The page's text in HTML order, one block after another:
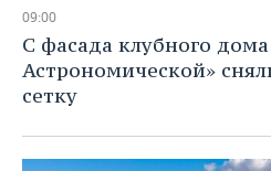
НЕФТЕХИМИЯ
НЕФТЬ
ОПК
ЭНЕРГЕТИКА
РОЗНИЧНАЯ ТОРГОВЛЯ
ТРАНСПОРТ
УСЛУГИ
НОВОСТИ ТЕХНОЛОГИЙ
IT
МЕДИА
МЕРОПРИЯТИЯ
НОВОСТИ МЕРОПРИЯТИЙ
ВЫЕЗДНАЯ РЕДАКЦИЯ
СПОРТ
НОВОСТИ СПОРТА
ОБЩЕСТВО
09:00
С фасада клубного
Астрономической»
сетку